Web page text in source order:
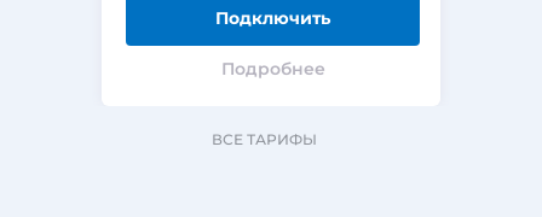
Подключить
Подробнее
ВСЕ ТАРИФЫ